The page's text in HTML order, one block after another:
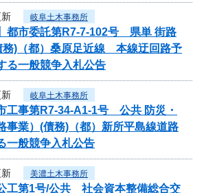
岐阜土木事務所
都市委託第R7-7-102号 県単 街路
務)（都）桑原足近線 本線迂回路予
る一般競争入札公告
岐阜土木事務所
工事第R7-34-A1-1号 公共 防災・
事業）(債務)（都）新所平島線道路
一般競争入札公告
美濃土木事務所
工第1号/公共 社会資本整備総合交